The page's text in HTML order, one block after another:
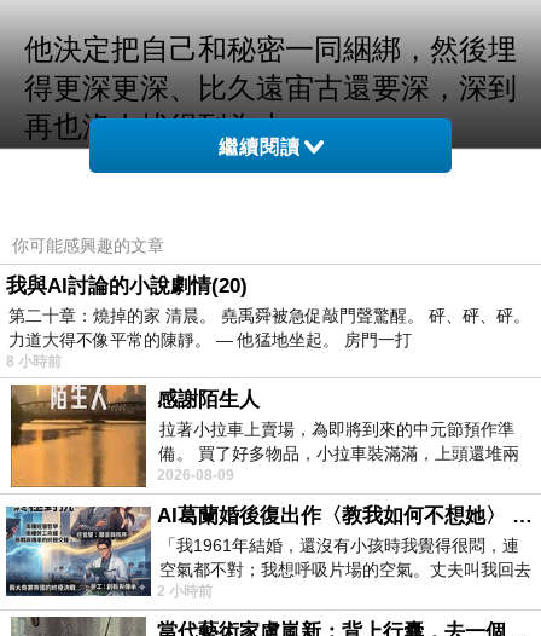
他決定把自己和秘密一同綑綁，然後埋
得更深更深、比久遠宙古還要深，深到
再也沒人找得到為止……
上一篇：八十八頁的青春：Dangerous
下一篇：八十八頁的青春：LINDA
繼續閱讀
你可能感興趣的文章
我與AI討論的小說劇情(20)
第二十章：燒掉的家 清晨。 堯禹舜被急促敲門聲驚醒。 砰、砰、砰。
力道大得不像平常的陳靜。 — 他猛地坐起。 房門一打
8 小時前
感謝陌生人
拉著小拉車上賣場，為即將到來的中元節預作準
備。 買了好多物品，小拉車裝滿滿，上頭還堆兩
紙箱。 雖辛苦了點，這點程度我一個人搬
2026-08-09
AI葛蘭婚後復出作〈教我如何不想她〉 #戀上老電影 #葛蘭 #粟子
「我1961年結婚，還沒有小孩時我覺得很悶，連
空氣都不對；我想呼吸片場的空氣。丈夫叫我回去
試試看……拍了〈教我如何不想她〉（1963
2 小時前